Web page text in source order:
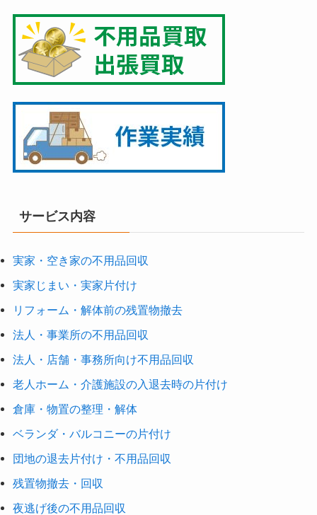
サービス内容
実家・空き家の不用品回収
実家じまい・実家片付け
リフォーム・解体前の残置物撤去
法人・事業所の不用品回収
法人・店舗・事務所向け不用品回収
老人ホーム・介護施設の入退去時の片付け
倉庫・物置の整理・解体
ベランダ・バルコニーの片付け
団地の退去片付け・不用品回収
残置物撤去・回収
夜逃げ後の不用品回収